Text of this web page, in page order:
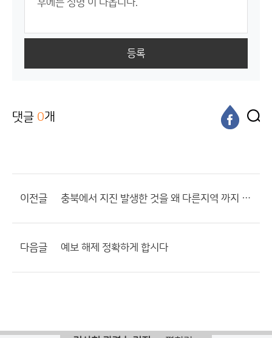
등록
댓글 0개
이전글 충북에서 지진 발생한 것을 왜 다른지역 까지 보냅니까?
다음글 예보 해제 정확하게 합시다